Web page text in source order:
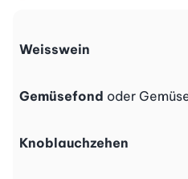
Weisswein
Gemüsefond oder
Knoblauchzehen